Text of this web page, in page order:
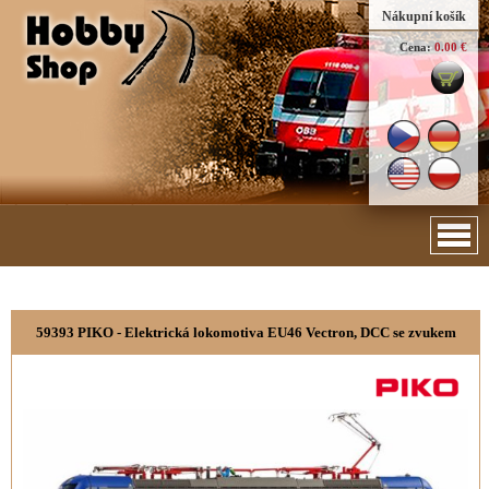
Nákupní košík
Cena: 0.00 €
59393 PIKO - Elektrická lokomotiva EU46 Vectron, DCC se zvukem